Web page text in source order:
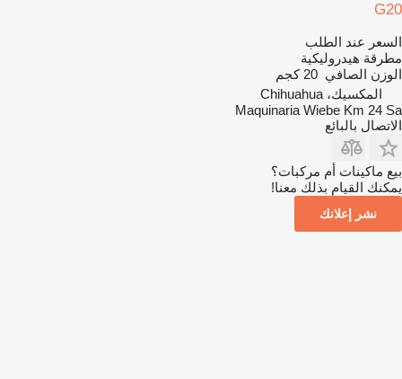
G20
السعر عند الطلب
مطرقة هيدروليكية
الوزن الصافي 20 كجم
المكسيك، Chihuahua
Maquinaria Wiebe Km 24 Sa
الاتصال بالبائع
بيع ماكينات أم مركبات؟
يمكنك القيام بذلك معنا!
نشر إعلانك